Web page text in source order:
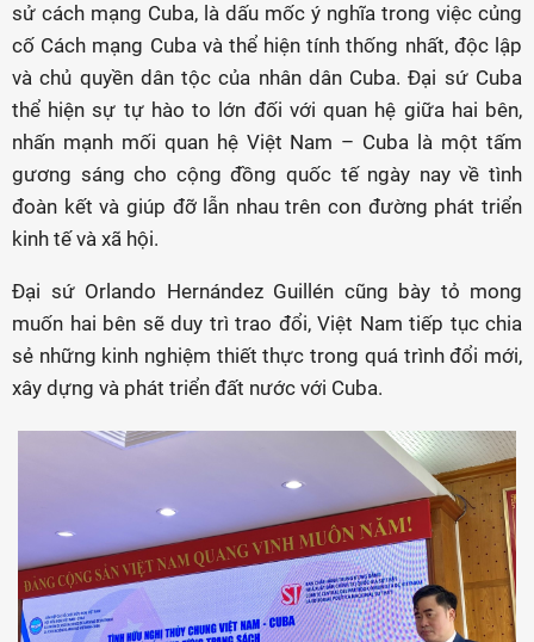
sử cách mạng Cuba, là dấu mốc ý nghĩa trong việc củng
cố Cách mạng Cuba và thể hiện tính thống nhất, độc lập
và chủ quyền dân tộc của nhân dân Cuba. Đại sứ Cuba
thể hiện sự tự hào to lớn đối với quan hệ giữa hai bên,
nhấn mạnh mối quan hệ Việt Nam – Cuba là một tấm
gương sáng cho cộng đồng quốc tế ngày nay về tình
đoàn kết và giúp đỡ lẫn nhau trên con đường phát triển
kinh tế và xã hội.
Đại sứ Orlando Hernández Guillén cũng bày tỏ mong
muốn hai bên sẽ duy trì trao đổi, Việt Nam tiếp tục chia
sẻ những kinh nghiệm thiết thực trong quá trình đổi mới,
xây dựng và phát triển đất nước với Cuba.